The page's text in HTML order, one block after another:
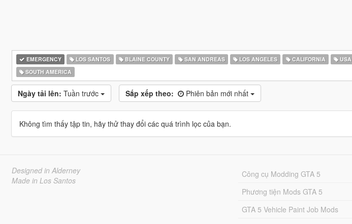
EMERGENCY LOS SANTOS BLAINE COUNTY SAN ANDREAS LOS ANGELES CALIFORNIA USA
SOUTH AMERICA
Ngày tải lên: Tuần trước Sắp xếp theo: Phiên bản mới nhất
Không tìm thấy tập tin, hãy thử thay đổi các quá trình lọc của bạn.
Designed in Alderney
Made in Los Santos
Công cụ Modding GTA 5
Phương tiện Mods GTA 5
GTA 5 Vehicle Paint Job Mods